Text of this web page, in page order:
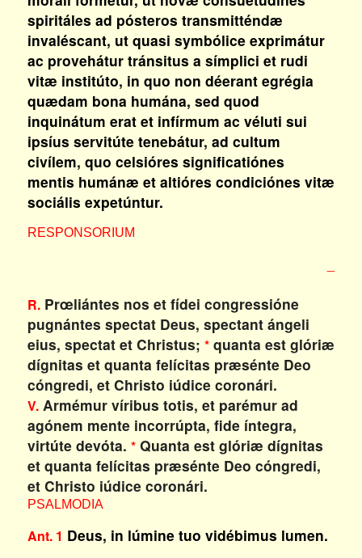
spiritáles ad pósteros transmitténdæ
invaléscant, ut quasi symbólice exprimátur
ac provehátur tránsitus a símplici et rudi
vitæ institúto, in quo non déerant egrégia
quædam bona humána, sed quod
inquinátum erat et infírmum ac véluti sui
ipsíus servitúte tenebátur, ad cultum
civílem, quo celsióres significatiónes
mentis humánæ et altióres condiciónes vitæ
sociális expetúntur.
RESPONSORIUM
R.Prœliántes nos et fídei congressióne
pugnántes spectat Deus, spectant ángeli
eius, spectat et Christus; *quanta est glóriæ
dígnitas et quanta felícitas præsénte Deo
cóngredi, et Christo iúdice coronári.
V.Armémur víribus totis, et parémur ad
agónem mente incorrúpta, fide íntegra,
virtúte devóta. *Quanta est glóriæ dígnitas
et quanta felícitas præsénte Deo cóngredi,
et Christo iúdice coronári.
PSALMODIA
Ant. 1 Deus, in lúmine tuo vidébimus lumen.